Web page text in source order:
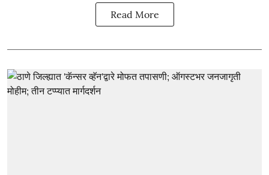
Read More